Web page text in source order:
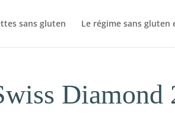
sans gluten Le régime sans gluten
Diamond